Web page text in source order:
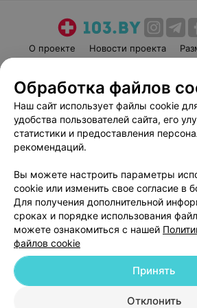
О проекте Новости проекта
Пользовательское соглашение
Вакансии
Написать руководителю
Обработка персональных
© 2026 ООО «Артокс Лаб», УНП 191700409
|
Обработка файлов
Наш сайт использует файлы cookie
удобства пользователей сайта, его
статистики и предоставления
рекомендаций.
Вы можете настроить параметры
cookie или изменить свое согласие в
Для получения дополнительной
сроках и порядке использования
можете ознакомиться с нашей
файлов cookie
Отклонить
Принять